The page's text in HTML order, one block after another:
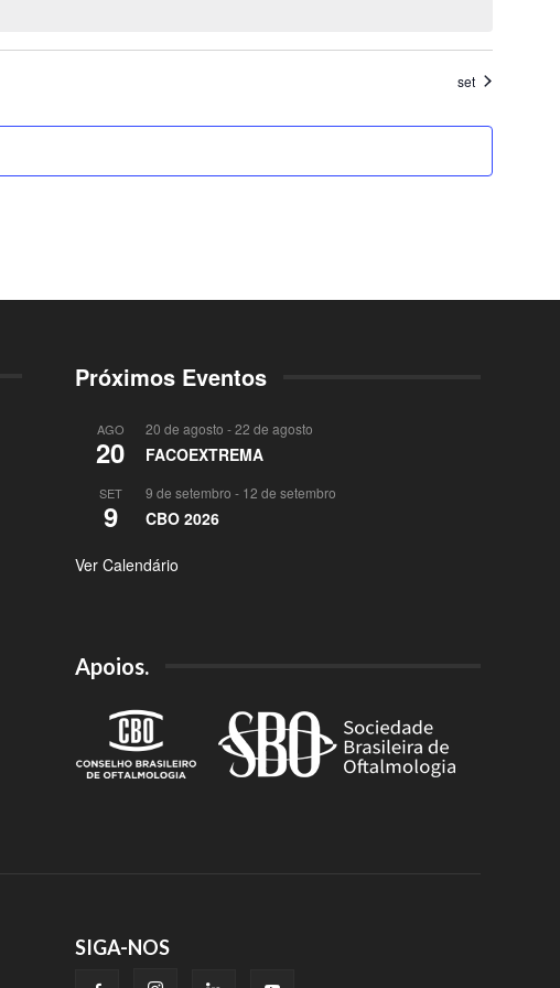
set
Próximos Eventos
AGO
20
20 de agosto -22 de agosto
FACOEXTREMA
SET
9
9 de setembro - 12 de setembro
CBO 2026
Ver Calendário
Apoios.
SIGA-NOS